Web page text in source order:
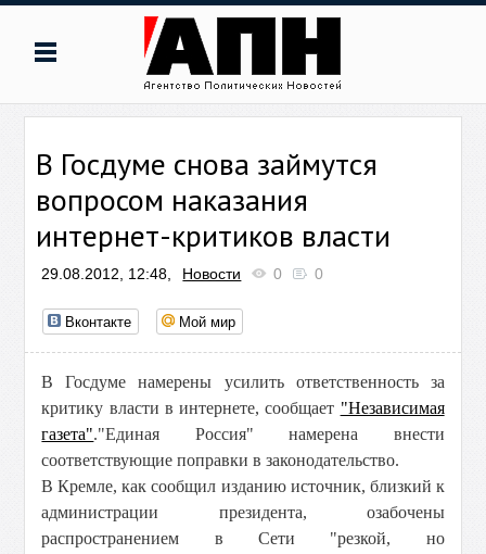
В Госдуме снова займутся
вопросом наказания
интернет-критиков власти
29.08.2012, 12:48, Новости 0 0
Вконтакте Мой мир
В Госдуме намерены усилить ответственность за
критику власти в интернете, сообщает "Независимая
газета"."Единая Россия" намерена внести
соответствующие поправки в законодательство.
В Кремле, как сообщил изданию источник, близкий к
администрации президента, озабочены
распространением в Сети "резкой, но